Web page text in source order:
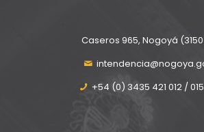
Caseros 965, Nogoyá
+54 (0) 3435 421 012 /